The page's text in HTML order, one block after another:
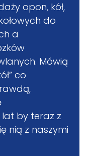
opon, kół,
do
a
Mówią
co
by teraz z
nią z naszymi